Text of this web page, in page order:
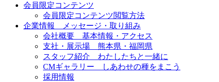
会員限定コンテンツ
会員限定コンテンツ閲覧方法
企業情報 メッセージ・取り組み
会社概要 基本情報・アクセス
支社・展示場 熊本県・福岡県
スタッフ紹介 わたしたちと一緒に
CMギャラリー しあわせの種をまこう
採用情報